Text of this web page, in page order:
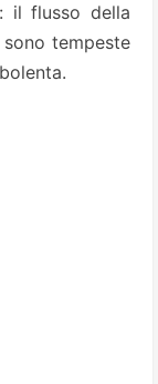
il flusso della
tempeste